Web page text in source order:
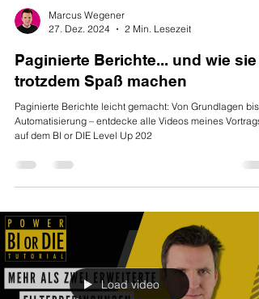
Marcus Wegener
27. Dez. 2024
2 Min. Lesezeit
Paginierte Berichte... und wie sie
trotzdem Spaß machen
Paginierte Berichte leicht gemacht: Von Grundlagen bis
Automatisierung – entdecke alle Videos meines Vortrags
auf dem BI or DIE Level Up 202
Load video